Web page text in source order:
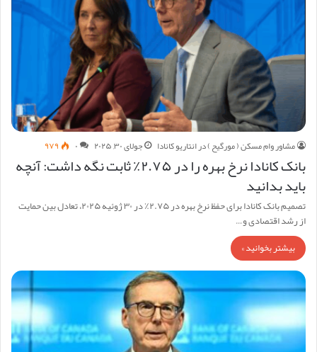
مشاور وام مسکن ( مورگیح ) در انتاریو کانادا جولای ۳۰, ۲۰۲۵ ۰ ۹۷۹
بانک کانادا نرخ بهره را در ۲.۷۵٪ ثابت نگه داشت: آنچه
باید بدانید
تصمیم بانک کانادا برای حفظ نرخ بهره در ۲.۷۵٪ در ۳۰ ژوئیه ۲۰۲۵، تعادل بین حمایت
از رشد اقتصادی و…
بیشتر بخوانید »